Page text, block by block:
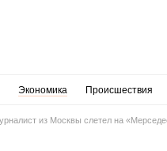
Экономика Происшествия
из Москвы слетел на